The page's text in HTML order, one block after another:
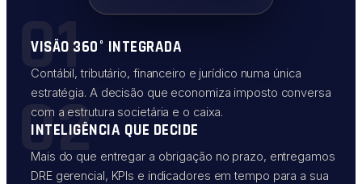
01
VISÃO 360° INTEGRADA
Contábil, tributário, financeiro e jurídico numa única
estratégia. A decisão que economiza imposto conversa
com a estrutura societária e o caixa.
02
INTELIGÊNCIA QUE DECIDE
Mais do que entregar a obrigação no prazo, entregamos
DRE gerencial, KPIs e indicadores em tempo para a sua